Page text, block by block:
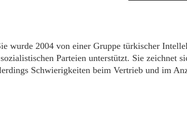
wurde 2004 von einer Gruppe türkischer
Parteien unterstützt. Sie zeichnet
Schwierigkeiten beim Vertrieb und im